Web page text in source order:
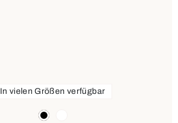
schwarz
In vielen Größen verfügbar